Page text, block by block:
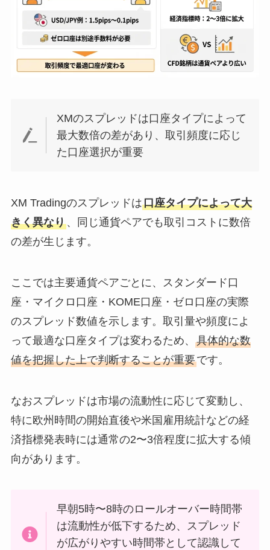
XMのスプレッドは口座タイプによって
最大数倍の差があり、取引頻度に応じ
た口座選択が重要
XM Tradingのスプレッドは口座タイプによって大
きく異なり、同じ通貨ペアでも取引コストに数倍
の差が生じます。
ここでは主要通貨ペアごとに、スタンダード口
座・マイクロ口座・KOME口座・ゼロ口座の実際
のスプレッド数値を示します。取引量や頻度によ
って最適な口座タイプは変わるため、 具体的な数
値を把握した上で判断することが重要です。
なおスプレッドは市場の流動性に応じて変動し、
特に欧州時間の開始直後や米国雇用統計などの経
済指標発表時には通常の2〜3倍程度に拡大する傾
向があります。
早朝5時〜8時のロールオーバー時間帯
は流動性が低下するため、スプレッド
が広がりやすい時間帯として認識して